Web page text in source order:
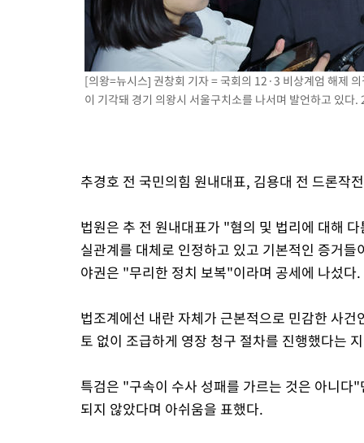
[의왕=뉴시스] 권창회 기자 = 국회의 12·3 비상계엄 해제
이 기각돼 경기 의왕시 서울구치소를 나서며 발언하고 있
추경호 전 국민의힘 원내대표, 김용대 전 드론작
법원은 추 전 원내대표가 "혐의 및 법리에 대해
실관계를 대체로 인정하고 있고 기본적인 증거
야권은 "무리한 정치 보복"이라며 공세에 나섰다.
법조계에선 내란 자체가 근본적으로 민감한 사
토 없이 조급하게 영장 청구 절차를 진행했다는
특검은 "구속이 수사 성패를 가르는 것은 아니
되지 않았다며 아쉬움을 표했다.